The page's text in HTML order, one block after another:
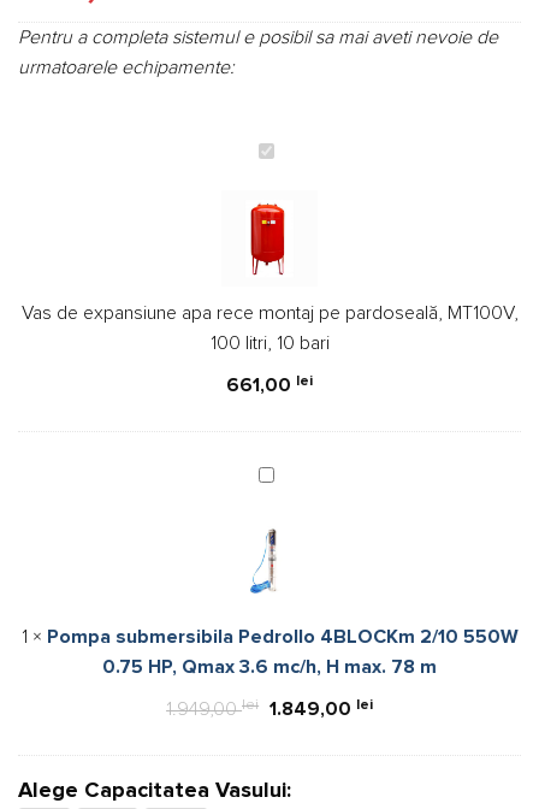
la clienți
Pentru a completa sistemul e posibil sa mai aveti nevoie de
urmatoarele echipamente:
Vas
expansiune
apa
rece
pe
pardoseală,
MT100V,
litri,
bari
Vas de expansiune apa rece montaj pe pardoseală, MT100V,
100 litri, 10 bari
661,00 lei
Pompa
Pedrollo
4BLOCKm
2/10
0.75
HP,
Qmax
mc/h,
H
1 × Pompa submersibila Pedrollo 4BLOCKm 2/10 550W
0.75 HP, Qmax 3.6 mc/h, H max. 78 m
1.949,00lei
Prețul
fost:
1.849,00 leiPrețul
Alege Capacitatea Vasului: